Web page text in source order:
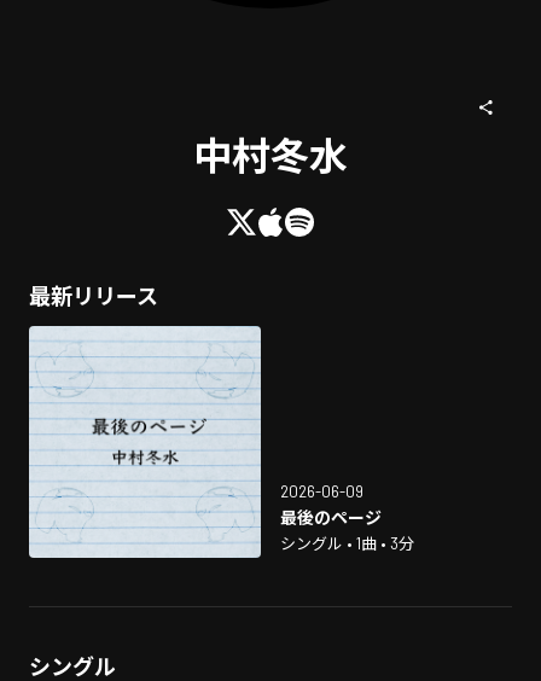
中村冬水
最新リリース
2026-06-09
最後のページ
シングル • 1曲 • 3分
シングル